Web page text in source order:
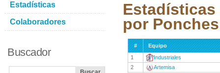
por
#
Equipo
1
Industriales
2
Artemisa
Estadísticas
Colaboradores
Buscador